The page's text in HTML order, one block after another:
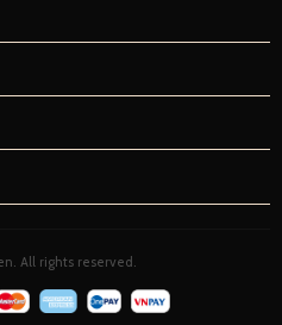
All rights reserved.